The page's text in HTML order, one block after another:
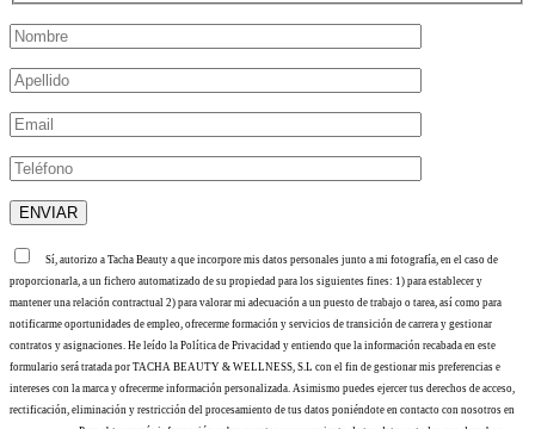
Sí, autorizo a Tacha Beauty a que incorpore mis datos personales junto a mi fotografía, en el caso de
proporcionarla, a un fichero automatizado de su propiedad para los siguientes fines: 1) para establecer y
mantener una relación contractual 2) para valorar mi adecuación a un puesto de trabajo o tarea, así como para
notificarme oportunidades de empleo, ofrecerme formación y servicios de transición de carrera y gestionar
contratos y asignaciones. He leído la Política de Privacidad y entiendo que la información recabada en este
formulario será tratada por TACHA BEAUTY & WELLNESS, S.L con el fin de gestionar mis preferencias e
intereses con la marca y ofrecerme información personalizada. Asimismo puedes ejercer tus derechos de acceso,
rectificación, eliminación y restricción del procesamiento de tus datos poniéndote en contacto con nosotros en